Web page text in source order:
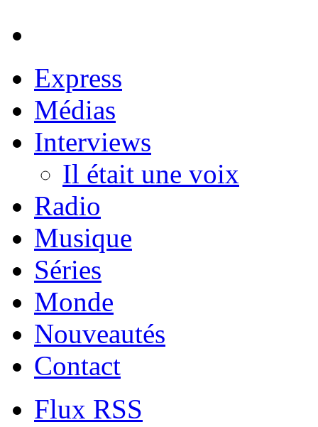
Express
Médias
Interviews
Il était une voix
Radio
Musique
Séries
Monde
Nouveautés
Contact
Flux RSS